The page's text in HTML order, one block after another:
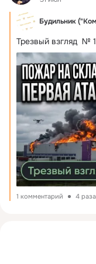
Будильник
Трезвый взгляд  №
1 комментарий 4